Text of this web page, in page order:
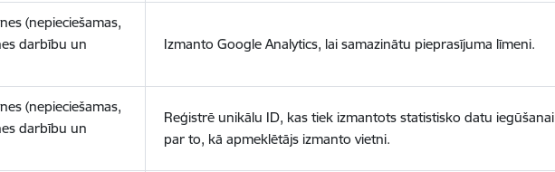
(nepieciešamas,
darbību un
Izmanto Google Analytics, lai samazinātu pieprasījuma līmeni.
(nepieciešamas,
darbību un
Reģistrē unikālu ID, kas tiek izmantots statistisko datu iegūšanai
par to, kā apmeklētājs izmanto vietni.